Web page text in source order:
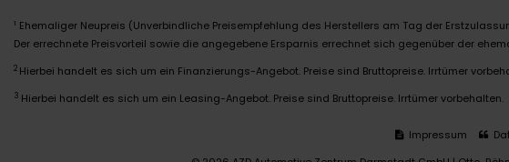
1 Ehemaliger Neupreis (Unverbindliche Preisempfehlung des Herstellers am Tag der
Der errechnete Preisvorteil sowie die angegebene Ersparnis errechnet sich gegenüber der
2 Hierbei handelt es sich um ein Finanzierungs-Angebot. Preise sind Bruttopreise. Irrtümer
3 Hierbei handelt es sich um ein Leasing-Angebot. Preise sind Bruttopreise. Irrtümer vorbehalten.
Impressum